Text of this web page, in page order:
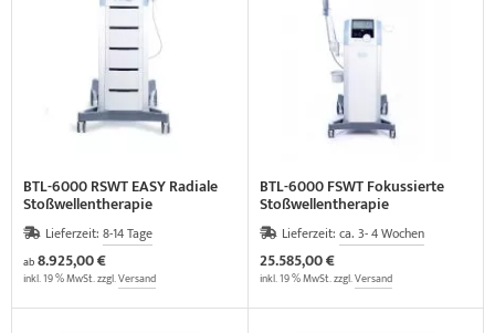
BTL-6000 RSWT EASY Radiale
Stoßwellentherapie
Lieferzeit: 8-14 Tage
ab8.925,00 €
inkl. 19 % MwSt. zzgl.Versand
BTL-6000 FSWT Fokussierte
Stoßwellentherapie
Lieferzeit: ca. 3- 4 Wochen
25.585,00 €
inkl. 19 % MwSt. zzgl.Versand
& Schädel
Gel
Posturmed & Proprio-Swing
Vintage Series
Hedge Hock (NEU IM SORTIMENT)
Elasko (NEU IM SORTIMENT)
Vertikalzug
Trainingstische